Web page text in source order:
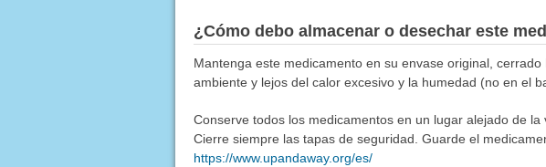
¿Cómo debo almacenar o desechar este
Mantenga este medicamento en su envase original,
ambiente y lejos del calor excesivo y la humedad (no en el
Conserve todos los medicamentos en un lugar alejado de
Cierre siempre las tapas de seguridad. Guarde el
https://www.upandaway.org/es/